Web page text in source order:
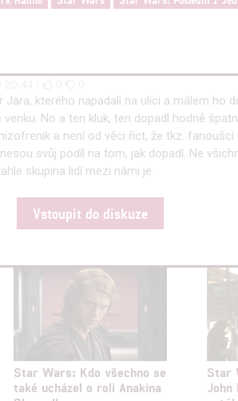
kterého napadali na ulici a málem ho
No a ten kluk, ten dopadl hodně
a není od věci říct, že tkz. fanoušci
svůj podíl na tom, jak dopadl. Ne
skupina lidí mezi námi je.
Vstoupit do diskuze
Star Wars: Kdo všechno se
také ucházel o roli Anakina
Star
John